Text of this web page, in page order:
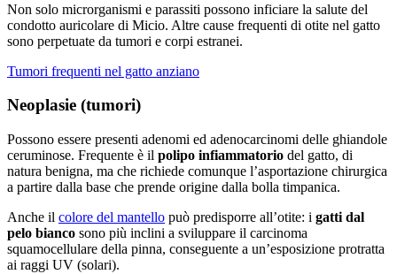
Non solo microrganismi e parassiti possono inficiare la salute del
condotto auricolare di Micio. Altre cause frequenti di otite nel gatto
sono perpetuate da tumori e corpi estranei.
Tumori frequenti nel gatto anziano
Neoplasie (tumori)
Possono essere presenti adenomi ed adenocarcinomi delle ghiandole
ceruminose. Frequente è il polipo infiammatorio del gatto, di
natura benigna, ma che richiede comunque l’asportazione chirurgica
a partire dalla base che prende origine dalla bolla timpanica.
Anche il colore del mantello può predisporre all’otite: i gatti dal
pelo bianco sono più inclini a sviluppare il carcinoma
squamocellulare della pinna, conseguente a un’esposizione protratta
ai raggi UV (solari).